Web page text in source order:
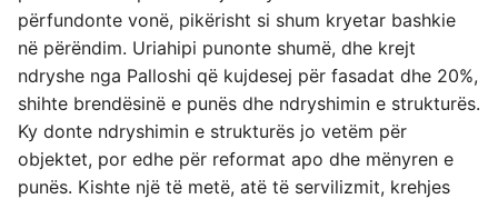
përfundonte vonë, pikërisht si shum kryetar bashkie
në përëndim. Uriahipi punonte shumë, dhe krejt
ndryshe nga Palloshi që kujdesej për fasadat dhe 20%,
shihte brendësinë e punës dhe ndryshimin e strukturës.
Ky donte ndryshimin e strukturës jo vetëm për
objektet, por edhe për reformat apo dhe mënyren e
punës. Kishte një të metë, atë të servilizmit, krehjes